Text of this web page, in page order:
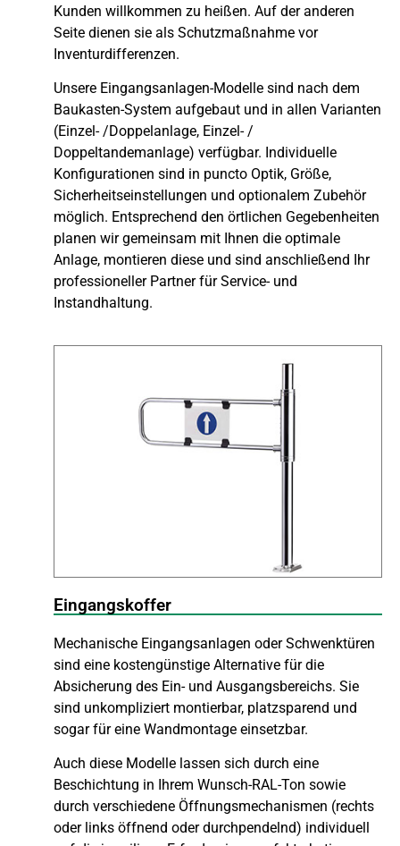
Kunden willkommen zu heißen. Auf der anderen
Seite dienen sie als Schutzmaßnahme vor
Inventurdifferenzen.
Unsere Eingangsanlagen-Modelle sind nach dem
Baukasten-System aufgebaut und in allen Varianten
(Einzel- /Doppelanlage, Einzel- /
Doppeltandemanlage) verfügbar. Individuelle
Konfigurationen sind in puncto Optik, Größe,
Sicherheitseinstellungen und optionalem Zubehör
möglich. Entsprechend den örtlichen Gegebenheiten
planen wir gemeinsam mit Ihnen die optimale
Anlage, montieren diese und sind anschließend Ihr
professioneller Partner für Service- und
Instandhaltung.
Eingangskoffer
Mechanische Eingangsanlagen oder Schwenktüren
sind eine kostengünstige Alternative für die
Absicherung des Ein- und Ausgangsbereichs. Sie
sind unkompliziert montierbar, platzsparend und
sogar für eine Wandmontage einsetzbar.
Auch diese Modelle lassen sich durch eine
Beschichtung in Ihrem Wunsch-RAL-Ton sowie
durch verschiedene Öffnungsmechanismen (rechts
oder links öffnend oder durchpendelnd) individuell